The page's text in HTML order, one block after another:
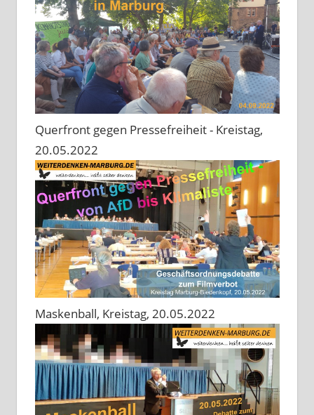
Querfront gegen Pressefreiheit - Kreistag,
20.05.2022
Maskenball, Kreistag, 20.05.2022